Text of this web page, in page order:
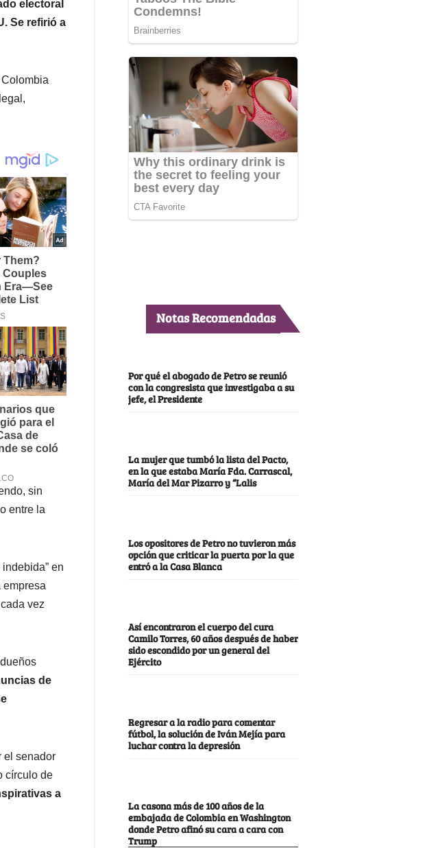
electoral
Se refirió a
Colombia
sin
entre la
en
empresa
vez
de
el senador
círculo de
a
Notas Recomendadas
Por qué el abogado de Petro se reunió
con la congresista que investigaba a su
jefe, el Presidente
La mujer que tumbó la lista del Pacto,
en la que estaba María Fda. Carrascal,
María del Mar Pizarro y “Lalis
Los opositores de Petro no tuvieron más
opción que criticar la puerta por la que
entró a la Casa Blanca
Así encontraron el cuerpo del cura
Camilo Torres, 60 años después de haber
sido escondido por un general del
Ejército
Regresar a la radio para comentar
fútbol, la solución de Iván Mejía para
luchar contra la depresión
La casona más de 100 años de la
embajada de Colombia en Washington
donde Petro afinó su cara a cara con
Trump